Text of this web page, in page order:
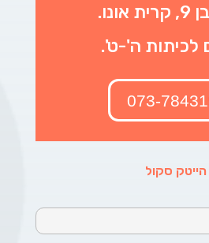
לכיתות ה'-ט'.
073-
סקול